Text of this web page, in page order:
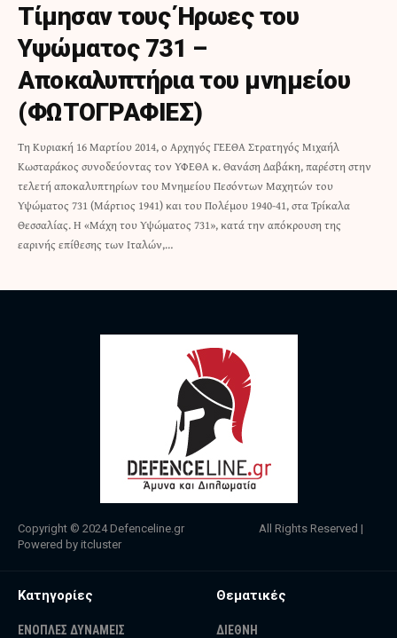
Τίμησαν τους Ήρωες του
Υψώματος 731 –
Αποκαλυπτήρια του μνημείου
(ΦΩΤΟΓΡΑΦΙΕΣ)
Τη Κυριακή 16 Μαρτίου 2014, ο Αρχηγός ΓΕΕΘΑ Στρατηγός Μιχαήλ
Κωσταράκος συνοδεύοντας τον ΥΦΕΘΑ κ. Θανάση Δαβάκη, παρέστη στην
τελετή αποκαλυπτηρίων του Μνημείου Πεσόντων Μαχητών του
Υψώματος 731 (Μάρτιος 1941) και του Πολέμου 1940-41, στα Τρίκαλα
Θεσσαλίας. Η «Μάχη του Υψώματος 731», κατά την απόκρουση της
εαρινής επίθεσης των Ιταλών,…
Copyright © 2024 Defenceline.gr All Rights Reserved |
Powered by itcluster
Κατηγορίες
ΕΝΟΠΛΕΣ ΔΥΝΑΜΕΙΣ
Θεματικές
ΔΙΕΘΝΗ